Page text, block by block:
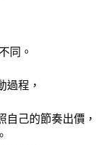
同。
過程，
自己的節奏出價，